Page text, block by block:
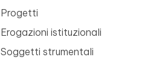
Progetti
Erogazioni istituzionali
Soggetti strumentali